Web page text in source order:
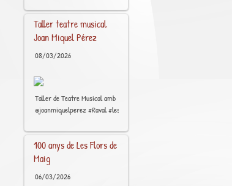
Taller teatre musical
Joan Miquel Pérez
08/03/2026
Taller de Teatre Musical amb
@joanmiquelperez #Raval #lescolademúsics #art
100 anys de Les Flors de
Maig
06/03/2026